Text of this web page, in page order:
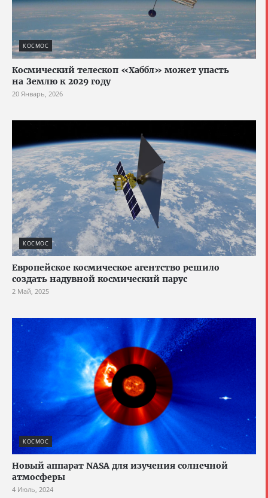
КОСМОС
Космический телескоп «Хаббл» может упасть
на Землю к 2029 году
20 Январь, 2026
КОСМОС
Европейское космическое агентство решило
создать надувной космический парус
2 Май, 2025
КОСМОС
Новый аппарат NASA для изучения солнечной
атмосферы
4 Июль, 2024